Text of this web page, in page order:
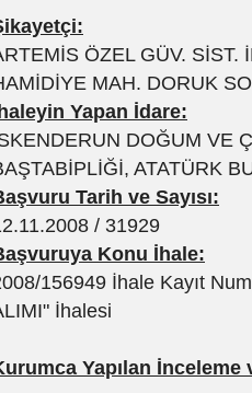
ÖZEL GÜV. SİST.
MAH. DORUK
Yapan İdare:
DOĞUM VE
ATATÜRK
Tarih ve Sayısı:
/ 31929
Konu İhale:
156949 İhale Kayıt
İhalesi
Yapılan